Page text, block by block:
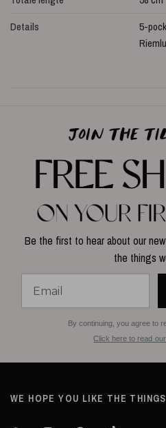
Details
5-
Be the first to hear about our
the things
By continuing, you agree to
Click here to read
WE HOPE YOU LIKE THE